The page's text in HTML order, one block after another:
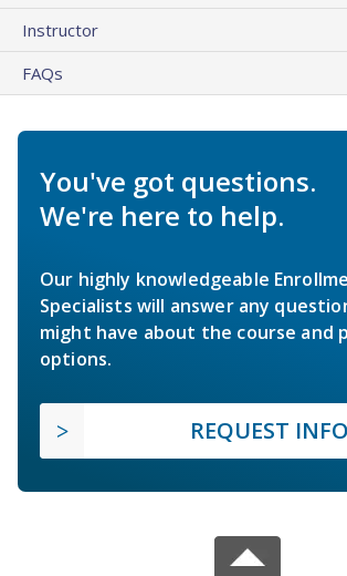
Instructor
FAQs
You've got questions.
We're here to help.
Our highly knowledgeable
Specialists will answer any
might have about the course and
options.
REQUEST INFO